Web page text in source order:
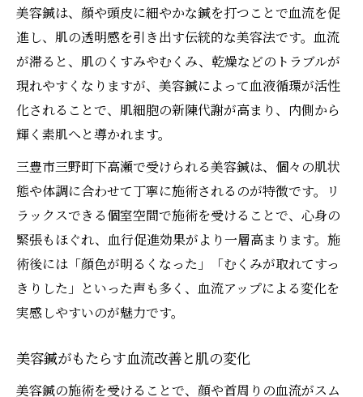
女性専用施術所で受ける美容鍼の安心感
美容鍼が引き出す自然な美しさと血流効果
美容鍼の血行ケアで肌の印象が変わる実感
柔らかな刺激で血流改善を目指す女性の美容法
美容鍼のやさしい刺激で血流を整えるコツ
女性に支持される美容鍼の血流サポート法
美容鍼の柔らかな施術で肌の悩みをケア
美容鍼による血流改善で頬の明るさアップ
血流と美容鍼で忙しい女性の肌をリフレッ
シュ
肌の悩みに寄り添う美容鍼が導く新しい自分
美容鍼で肌悩みを解消する血流アプローチ
血流改善で美容鍼が導く自信あふれる素肌
美容鍼の施術でフェイスラインがすっきり
美容鍼は、顔や頭皮に細やかな鍼を打つことで血流を促
進し、肌の透明感を引き出す伝統的な美容法です。血流
が滞ると、肌のくすみやむくみ、乾燥などのトラブルが
現れやすくなりますが、美容鍼によって血液循環が活性
化されることで、肌細胞の新陳代謝が高まり、内側から
輝く素肌へと導かれます。
三豊市三野町下高瀬で受けられる美容鍼は、個々の肌状
態や体調に合わせて丁寧に施術されるのが特徴です。リ
ラックスできる個室空間で施術を受けることで、心身の
緊張もほぐれ、血行促進効果がより一層高まります。施
術後には「顔色が明るくなった」「むくみが取れてすっ
きりした」といった声も多く、血流アップによる変化を
実感しやすいのが魅力です。
美容鍼がもたらす血流改善と肌の変化
美容鍼の施術を受けることで、顔や首周りの血流がスム